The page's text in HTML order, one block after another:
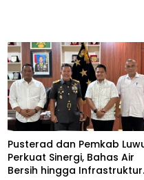
Pusterad dan Pemkab
Perkuat Sinergi, Bahas Air
Bersih hingga Infrastruktur